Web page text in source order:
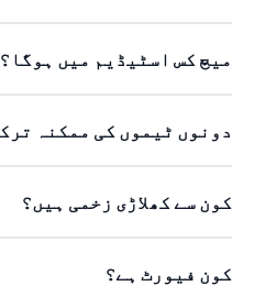
میچ کس اسٹیڈیم میں ہوگا؟
دونوں ٹیموں کی ممکنہ
کون سے کھلاڑی زخمی ہیں؟
کون فیورٹ ہے؟